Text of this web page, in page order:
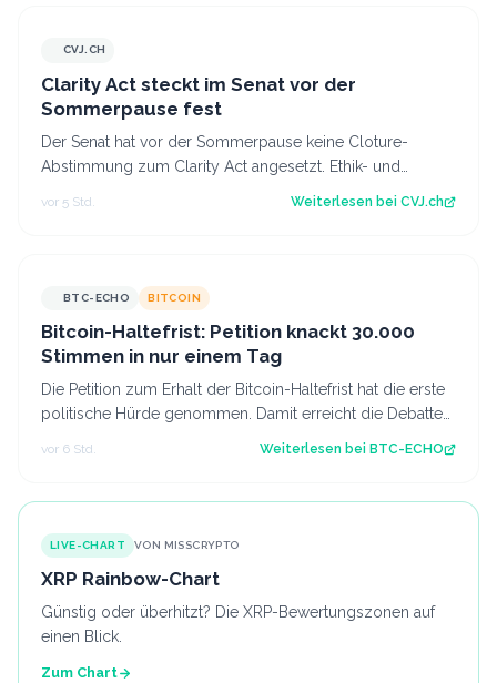
CVJ.CHCVJ.CH
Clarity Act steckt im Senat vor der
Sommerpause fest
Der Senat hat vor der Sommerpause keine Cloture-
Abstimmung zum Clarity Act angesetzt. Ethik- und
vor 5 Std. Weiterlesen bei CVJ.ch
BTC-ECHO BITCOIN
Bitcoin-Haltefrist: Petition knackt 30.000
Stimmen in nur einem Tag
Die Petition zum Erhalt der Bitcoin-Haltefrist hat die erste
politische Hürde genommen. Damit erreicht die Debatte
vor 6 Std. Weiterlesen bei BTC-ECHO
LIVE-CHART VON MISSCRYPTO
XRP Rainbow-Chart
Günstig oder überhitzt? Die XRP-Bewertungszonen auf
einen Blick.
Zum Chart